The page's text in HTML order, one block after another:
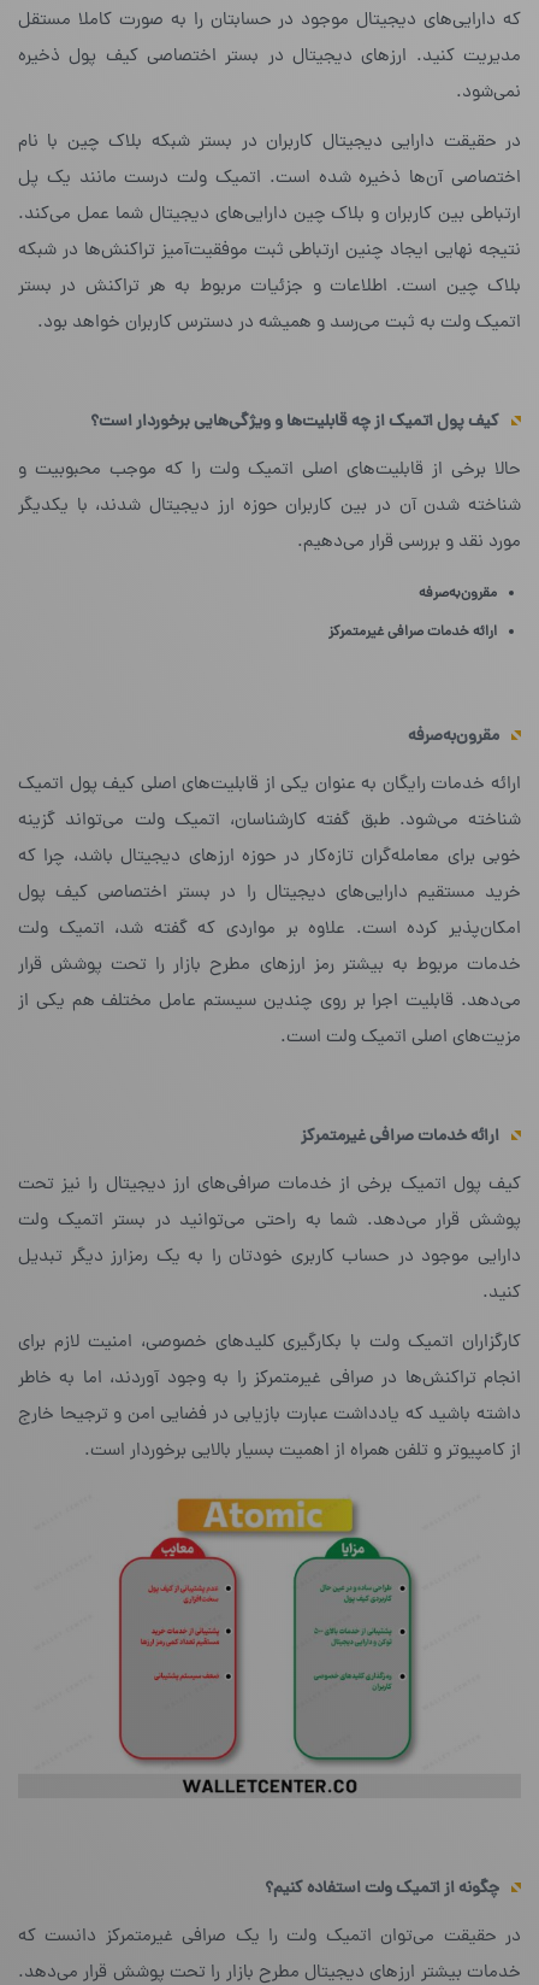
که دارایی‌های دیجیتال موجود در حسابتان را به صورت کاملا مستقل
مدیریت کنید. ارزهای دیجیتال در بستر اختصاصی کیف پول ذخیره
نمی‌شود.
در حقیقت دارایی دیجیتال کاربران در بستر شبکه‌ بلاک چین با نام
اختصاصی آن‌ها ذخیره شده است. اتمیک ولت درست مانند یک پل
ارتباطی بین کاربران و بلاک چین دارایی‌های دیجیتال شما عمل می‌کند.
نتیجه‌ نهایی ایجاد چنین ارتباطی ثبت موفقیت‌آمیز تراکنش‌ها در شبکه‌
بلاک چین است. اطلاعات و جزئیات مربوط به هر تراکنش در بستر
اتمیک ولت به ثبت می‌رسد و همیشه در دسترس کاربران خواهد بود.
کیف پول اتمیک از چه قابلیت‌ها و ویژگی‌هایی برخوردار است؟
حالا برخی از قابلیت‌های اصلی اتمیک ولت را که موجب محبوبیت و
شناخته شدن آن در بین کاربران حوزه‌ ارز دیجیتال شدند، با یکدیگر
مورد نقد و بررسی قرار می‌دهیم.
مقرون‌به‌صرفه
ارائه خدمات صرافی غیرمتمرکز
مقرون‌به‌صرفه
ارائه‌ خدمات رایگان به عنوان یکی از قابلیت‌های اصلی کیف پول اتمیک
شناخته می‌شود. طبق گفته‌ کارشناسان، اتمیک ولت می‌تواند گزینه‌
خوبی برای معامله‌گران تازه‌کار در حوزه‌ ارزهای دیجیتال باشد، چرا که
خرید مستقیم دارایی‌های دیجیتال را در بستر اختصاصی کیف پول
امکان‌پذیر کرده است. علاوه بر مواردی که گفته شد، اتمیک ولت
خدمات مربوط به بیشتر رمز ارزهای مطرح بازار را تحت پوشش قرار
می‌دهد. قابلیت اجرا بر روی چندین سیستم عامل مختلف هم یکی از
مزیت‌های اصلی اتمیک ولت است.
ارائه خدمات صرافی غیرمتمرکز
کیف پول اتمیک برخی از خدمات صرافی‌های ارز دیجیتال را نیز تحت
پوشش قرار می‌دهد. شما به راحتی می‌توانید در بستر اتمیک ولت
دارایی موجود در حساب کاربری خودتان را به یک رمزارز دیگر تبدیل
کنید.
کارگزاران اتمیک ولت با بکارگیری کلید‌های خصوصی، امنیت لازم برای
انجام تراکنش‌ها در صرافی غیرمتمرکز را به وجود آوردند، اما به خاطر
داشته باشید که یادداشت عبارت بازیابی در فضایی امن و ترجیحا خارج
از کامپیوتر و تلفن همراه از اهمیت بسیار بالایی برخوردار است.
چگونه از اتمیک ولت استفاده کنیم؟
در حقیقت می‌توان اتمیک ولت را یک صرافی غیرمتمرکز دانست که
خدمات بیشتر ارزهای دیجیتال مطرح بازار را تحت پوشش قرار می‌دهد.